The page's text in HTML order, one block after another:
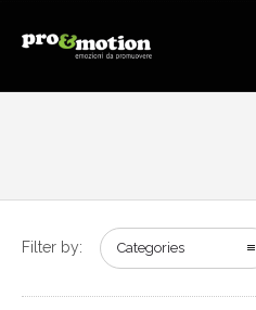
Filter by: Categories